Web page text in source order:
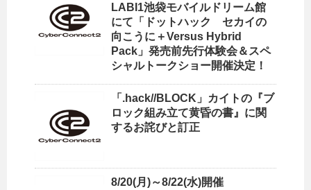
LABI1池袋モバイルドリーム館
にて「ドットハック セカイの
向こうに＋Versus Hybrid
Pack」発売前先行体験会＆スペ
シャルトークショー開催決定！
「.hack//BLOCK」カイトの『ブ
ロック組み立て黄昏の書』に関
するお詫びと訂正
8/20(月)～8/22(水)開催